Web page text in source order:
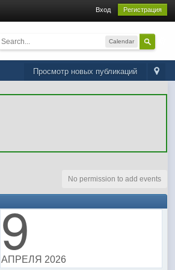
Вход Регистрация
Calendar
Просмотр новых публикаций
No permission to add events
9
АПРЕЛЯ 2026